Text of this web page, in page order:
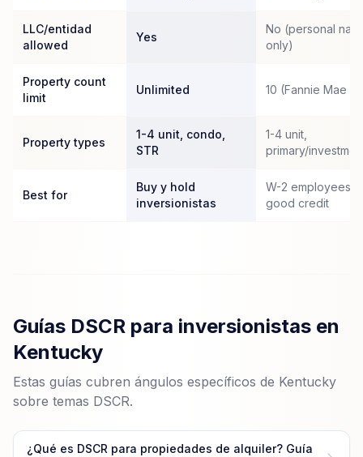
LLC/entidad
allowed
Yes
No (personal
only)
Property count
limit
Unlimited 10 (Fannie Mae
Property types
1-4 unit, condo,
STR
1-4 unit,
primary/
Best for
Buy y hold
inversionistas
W-2 employees
good credit
Guías DSCR para inversionistas en
Kentucky
Estas guías cubren ángulos específicos de Kentucky
sobre temas DSCR.
¿Qué es DSCR para propiedades de alquiler? Guía